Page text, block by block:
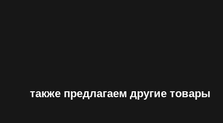
также предлагаем другие товары